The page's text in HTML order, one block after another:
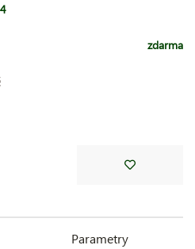
zdarma
Parametry